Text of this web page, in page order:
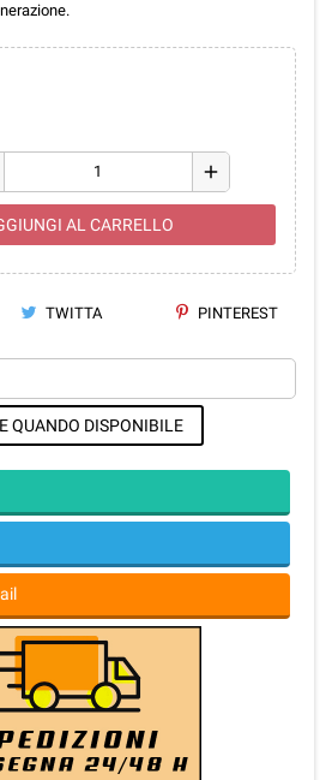
add
AL CARRELLO
TWITTA PINTEREST
QUANDO DISPONIBILE